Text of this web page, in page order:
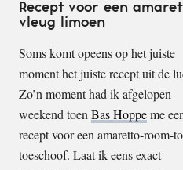
Recept voor een
vleug limoen
Soms komt opeens op het juiste
moment het juiste recept uit de
Zo’n moment had ik afgelopen
weekend toen Bas Hoppeme
recept voor een amaretto-room-
toeschoof. Laat ik eens exact